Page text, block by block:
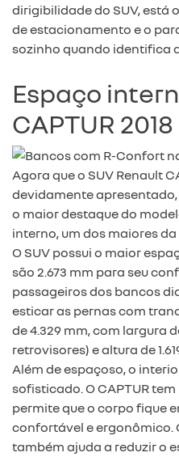
dirigibilidade do SUV, está
de estacionamento e o
sozinho quando identifica
Espaço
CAPTUR 2018
Agora que o SUV Renault
devidamente
o maior destaque do
interno, um dos maiores
O SUV possui o maior
são 2.673 mm para seu
passageiros dos bancos
esticar as pernas com
de 4.329 mm, com largura
retrovisores) e altura de
Além de espaçoso, o
sofisticado. O CAPTUR
permite que o corpo fique
confortável e ergonômico.
também ajuda a reduzir o